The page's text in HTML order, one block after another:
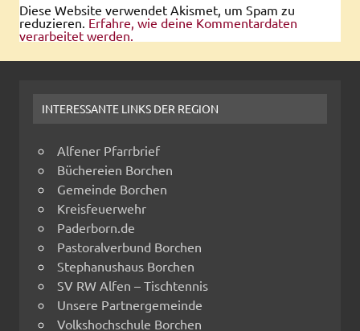
Diese Website verwendet Akismet, um Spam zu
reduzieren. Erfahre, wie deine Kommentardaten
verarbeitet werden.
INTERESSANTE LINKS DER REGION
Alfener Pfarrbrief
Büchereien Borchen
Gemeinde Borchen
Kreisfeuerwehr
Paderborn.de
Pastoralverbund Borchen
Stephanushaus Borchen
SV RW Alfen – Tischtennis
Unsere Partnergemeinde
Volkshochschule Borchen